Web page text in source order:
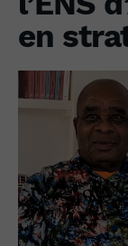
en